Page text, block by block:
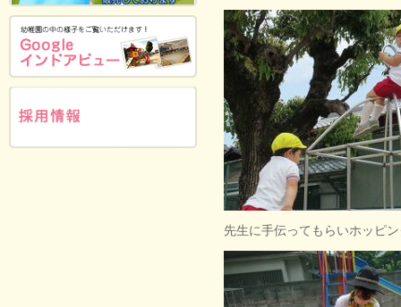
先生に手伝ってもらいホッピ